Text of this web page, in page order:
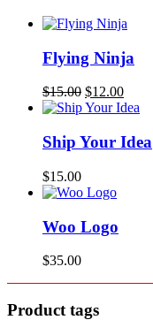
Flying Ninja
$15.00
Preis
$15.00
$12.00
Preis
Ship Your Idea
$15.00
Woo Logo
$35.00
Product tags